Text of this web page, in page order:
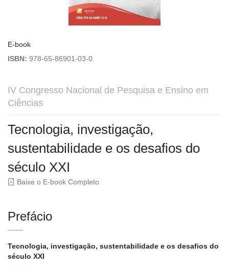
E-book
ISBN: 978-65-86901-03-0
IV Congresso Nacional de Pesquisa e Ensino em
Ciências
Tecnologia, investigação,
sustentabilidade e os desafios do
século XXI
Baixe o E-book Completo
Prefácio
Tecnologia, investigação, sustentabilidade e os desafios do
século XXI